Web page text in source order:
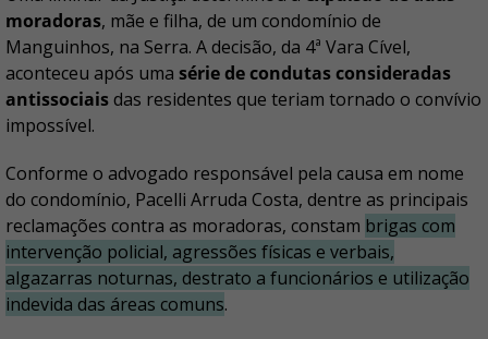
moradoras, mãe e filha, de um condomínio de
Manguinhos, na Serra. A decisão, da 4ª Vara Cível,
aconteceu após uma série de condutas consideradas
antissociaisdas residentes que teriam tornado o convívio
impossível.
Conforme o advogado responsável pela causa em nome
do condomínio, Pacelli Arruda Costa, dentre as principais
reclamações contra as moradoras, constam brigas com
intervenção policial, agressões físicas e verbais,
algazarras noturnas, destrato a funcionários e utilização
indevida das áreas comuns.